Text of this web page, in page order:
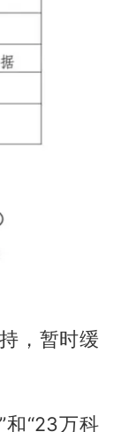
，暂时缓
“23万科